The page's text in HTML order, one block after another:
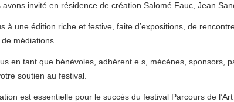
invité en résidence de création Salomé Fauc, Jean
à une édition riche et festive, faite d’expositions, de
médiations.
en tant que bénévoles, adhérent.e.s, mécènes, sponsors,
soutien au festival.
est essentielle pour le succès du festival Parcours de